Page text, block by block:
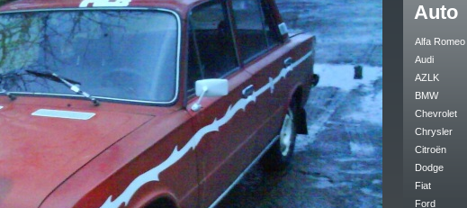
Auto
Alfa Romeo
Audi
AZLK
BMW
Chevrolet
Chrysler
Citroën
Dodge
Fiat
Ford